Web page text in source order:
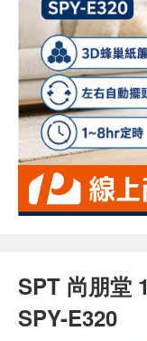
SPT 尚朋堂
SPY-E320